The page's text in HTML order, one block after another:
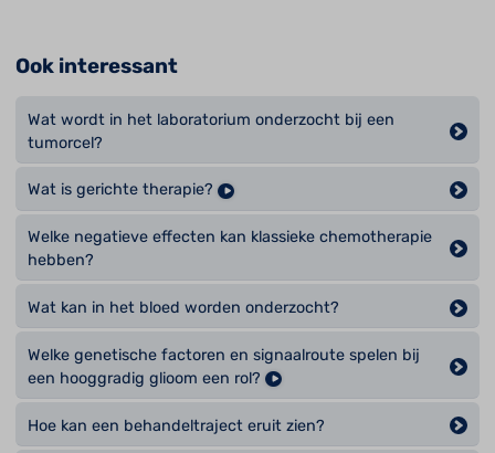
Ook interessant
Wat wordt in het laboratorium onderzocht bij een
tumorcel?
Wat is gerichte therapie?
Welke negatieve effecten kan klassieke chemotherapie
hebben?
Wat kan in het bloed worden onderzocht?
Welke genetische factoren en signaalroute spelen bij
een hooggradig glioom een rol?
Hoe kan een behandeltraject eruit zien?